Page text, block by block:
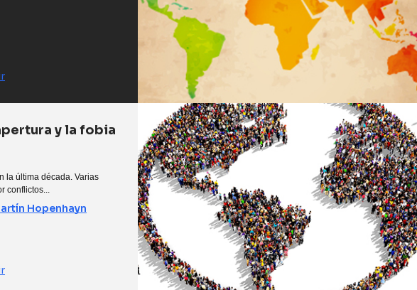
y la fobia
la última década. Varias
conflictos...
Hopenhayn